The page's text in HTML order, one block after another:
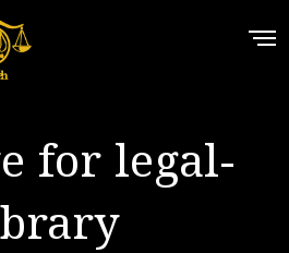
for legal-